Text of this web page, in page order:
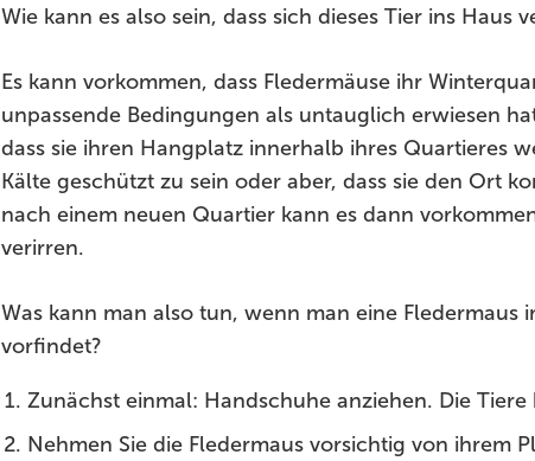
Wie kann es also sein, dass sich dieses Tier ins Haus
Es kann vorkommen, dass Fledermäuse ihr
unpassende Bedingungen als untauglich erwiesen
dass sie ihren Hangplatz innerhalb ihres Quartieres
Kälte geschützt zu sein oder aber, dass sie den Ort
nach einem neuen Quartier kann es dann
verirren.
Was kann man also tun, wenn man eine Fledermaus
vorfindet?
Zunächst einmal: Handschuhe anziehen. Die
Nehmen Sie die Fledermaus vorsichtig von ihrem